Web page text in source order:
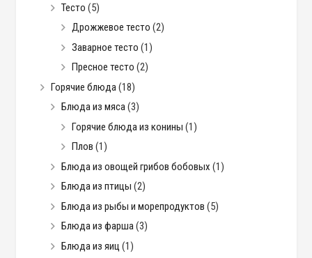
Тесто (5)
Дрожжевое тесто (2)
Заварное тесто (1)
Пресное тесто (2)
Горячие блюда(18)
Блюда из мяса(3)
Горячие блюда из конины (1)
Плов (1)
Блюда из овощей грибов бобовых (1)
Блюда из птицы (2)
Блюда из рыбы и морепродуктов (5)
Блюда из фарша(3)
Блюда из яиц (1)